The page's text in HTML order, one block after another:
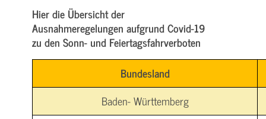
Hier die Übersicht der
Ausnahmeregelungen aufgrund Covid-19
zu den Sonn- und Feiertagsfahrverboten
Bundesland
Baden- Württemberg